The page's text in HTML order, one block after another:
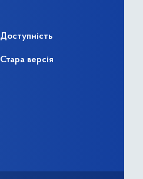
Доступність
Стара версія